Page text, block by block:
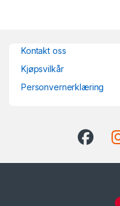
Kontakt oss
Kjøpsvilkår
Personvernerklæring